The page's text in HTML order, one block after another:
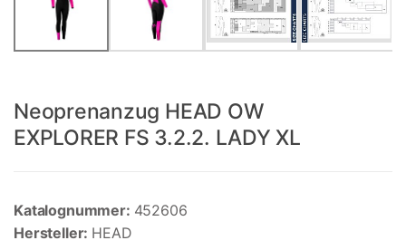
Neoprenanzug HEAD OW
EXPLORER FS 3.2.2. LADY XL
Katalognummer: 452606
Hersteller: HEAD